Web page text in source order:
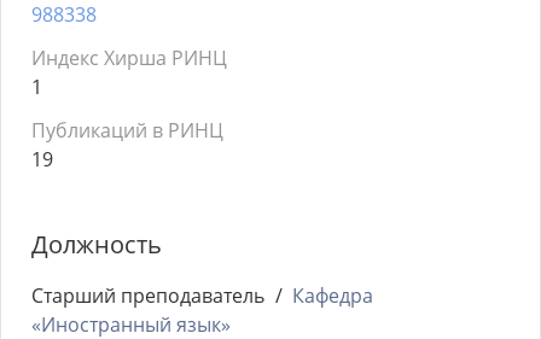
988338
Индекс Хирша РИНЦ
1
Публикаций в РИНЦ
19
Должность
Старший преподаватель
Кафедра
«Иностранный язык»